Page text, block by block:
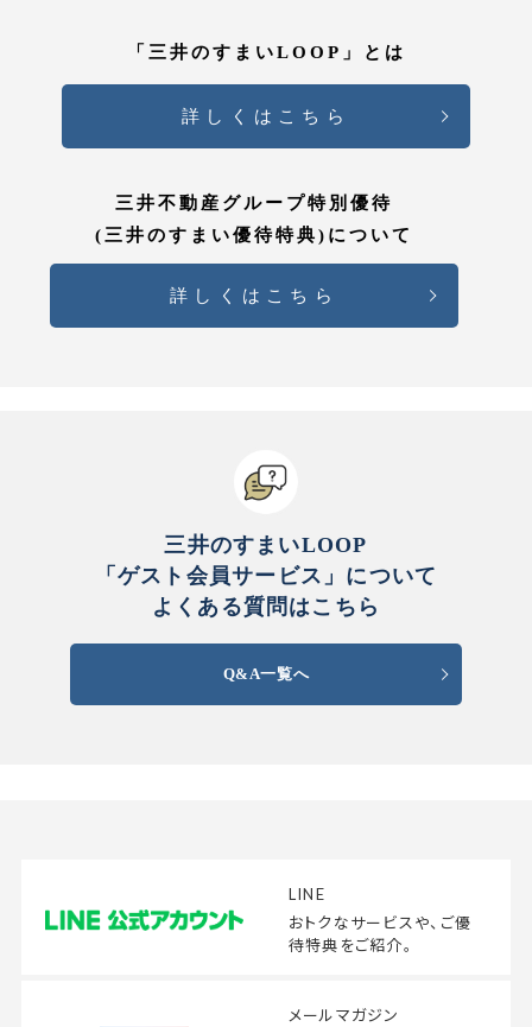
「三井のすまいLOOP」とは
詳しくはこちら
三井不動産グループ特別優待
(三井のすまい優待特典)について
詳しくはこちら
三井のすまいLOOP
「ゲスト会員サービス」について
よくある質問はこちら
Q&A一覧へ
LINE
おトクなサービスや、 ご優
待特典をご紹介。
メールマガジン